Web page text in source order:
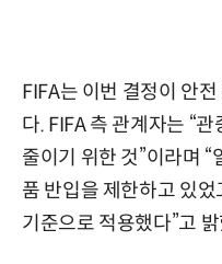
FIFA는 이번 결정이 안
다. FIFA 측 관계자는 “
줄이기 위한 것”이라며
품 반입을 제한하고 있
기준으로 적용했다”고